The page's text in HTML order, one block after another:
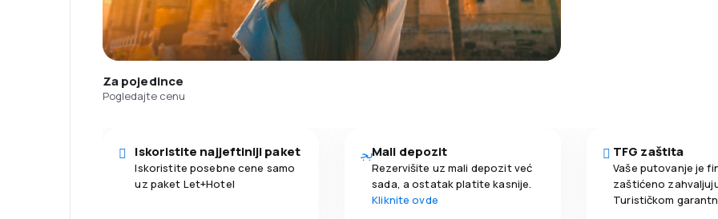
Za pojedince
Pogledajte cenu
Iskoristite najjeftiniji paket
Iskoristite posebne cene samo
uz paket Let+Hotel
Mali depozit
Rezervišite uz mali depozit već
sada, a ostatak platite kasnije.
Kliknite ovde
TFG zaštita
Vaše putovanje je
zaštićeno
Turističkom